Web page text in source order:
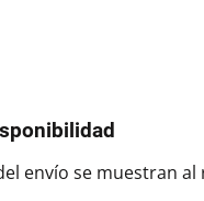
envío se muestran